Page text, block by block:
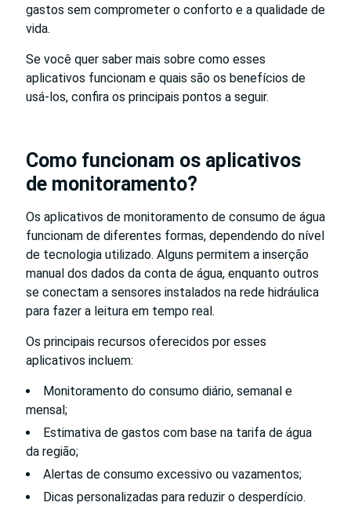
gastos sem comprometer o conforto e a qualidade de
vida.
Se você quer saber mais sobre como esses
aplicativos funcionam e quais são os benefícios de
usá-los, confira os principais pontos a seguir.
Como funcionam os aplicativos
de monitoramento?
Os aplicativos de monitoramento de consumo de água
funcionam de diferentes formas, dependendo do nível
de tecnologia utilizado. Alguns permitem a inserção
manual dos dados da conta de água, enquanto outros
se conectam a sensores instalados na rede hidráulica
para fazer a leitura em tempo real.
Os principais recursos oferecidos por esses
aplicativos incluem:
Monitoramento do consumo diário, semanal e
mensal;
Estimativa de gastos com base na tarifa de água
da região;
Alertas de consumo excessivo ou vazamentos;
Dicas personalizadas para reduzir o desperdício.